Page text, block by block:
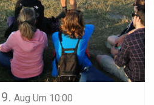
9. Aug Um 10:00